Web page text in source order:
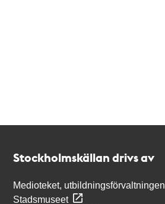
Stockholmskällan drivs av
Medioteket, utbildningsförvaltningen
Stadsmuseet